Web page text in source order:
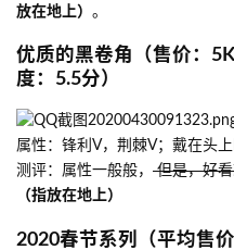
放在地上） 。
优质的黑卷角（售价：
度：5.5分）
属性：锋利V，荆棘V；戴在头
测评：属性一般般， 但是，好
（指放在地上）
2020春节系列（平均售